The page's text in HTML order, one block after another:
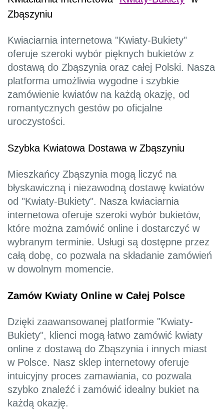
Zbąszyniu
Kwiaciarnia internetowa "Kwiaty-Bukiety"
oferuje szeroki wybór pięknych bukietów z
dostawą do Zbąszynia oraz całej Polski. Nasza
platforma umożliwia wygodne i szybkie
zamówienie kwiatów na każdą okazję, od
romantycznych gestów po oficjalne
uroczystości.
Szybka Kwiatowa Dostawa w Zbąszyniu
Mieszkańcy Zbąszynia mogą liczyć na
błyskawiczną i niezawodną dostawę kwiatów
od "Kwiaty-Bukiety". Nasza kwiaciarnia
internetowa oferuje szeroki wybór bukietów,
które można zamówić online i dostarczyć w
wybranym terminie. Usługi są dostępne przez
całą dobę, co pozwala na składanie zamówień
w dowolnym momencie.
Zamów Kwiaty Online w Całej Polsce
Dzięki zaawansowanej platformie "Kwiaty-
Bukiety", klienci mogą łatwo zamówić kwiaty
online z dostawą do Zbąszynia i innych miast
w Polsce. Nasz sklep internetowy oferuje
intuicyjny proces zamawiania, co pozwala
szybko znaleźć i zamówić idealny bukiet na
każdą okazję.